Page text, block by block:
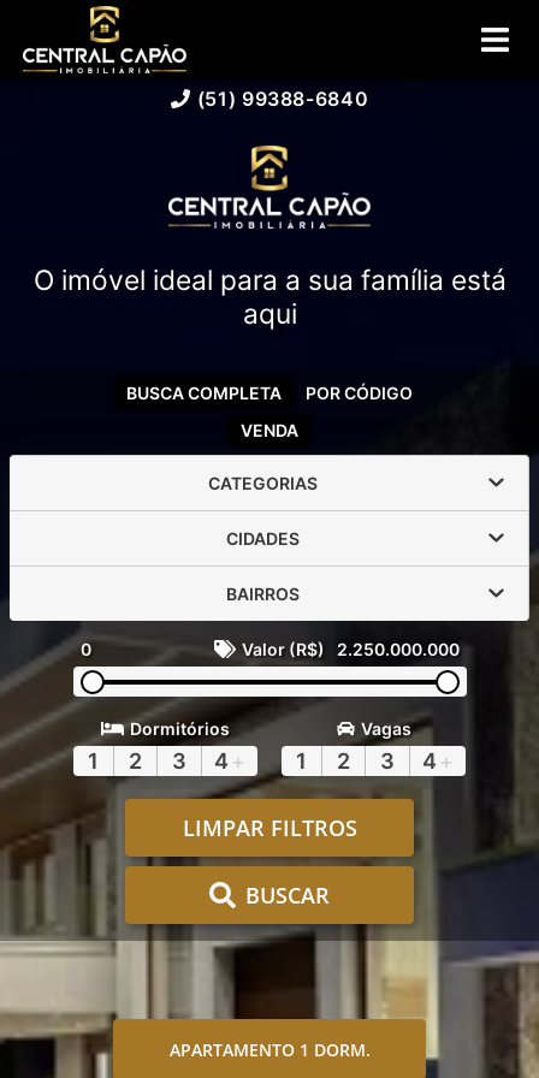
(51) 99388-6840
O imóvel ideal para a sua família está
aqui
VENDA
BUSCA COMPLETA POR CÓDIGO
CATEGORIAS
CIDADES
BAIRROS
0 Valor (R$) 2.250.000.000
Dormitórios
1 2 3 4 +
Vagas
1 2 3 4 +
LIMPAR FILTROS
BUSCAR
APARTAMENTO 1 DORM.